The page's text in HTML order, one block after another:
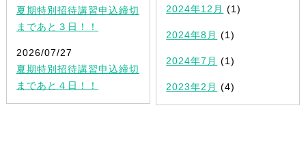
夏期特別招待講習申込締切
まであと３日！！
2026/07/27
夏期特別招待講習申込締切
まであと４日！！
2024年12月 (1)
2024年8月 (1)
2024年7月 (1)
2023年2月 (4)